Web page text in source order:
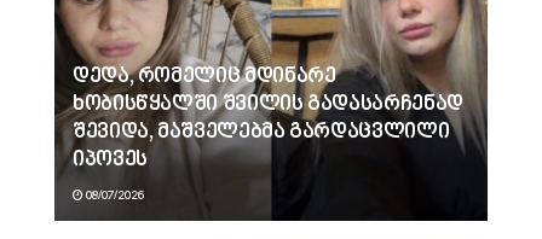
დედა, რომელიც მდინარე
ხობისწყალში შვილის გადასარჩენად
შევიდა, მაშველებმა გარდაცვლილი
იპოვეს
08/07/2026